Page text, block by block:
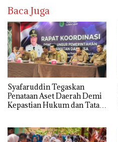
Baca Juga
Syafaruddin Tegaskan
Penataan Aset Daerah Demi
Kepastian Hukum dan Tata